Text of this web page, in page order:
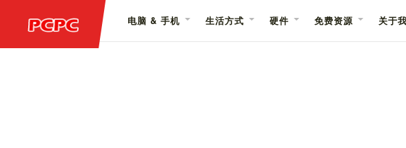
电脑 & 手机 生活方式 硬件 免费资源 关于